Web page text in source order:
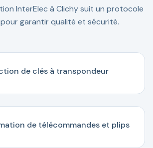
InterElec à Clichy suit un protocole
garantir qualité et sécurité.
de clés à transpondeur
de télécommandes et plips